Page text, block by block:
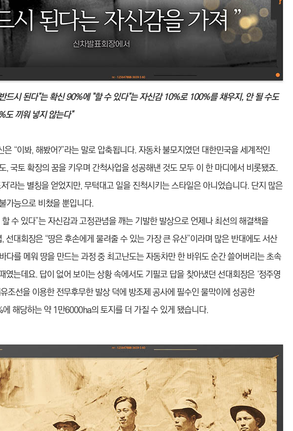
드시 된다"는 확신 90%에 "할 수 있다"는 자신감 10%로 100%를 채우지, 안 될 수도
도 끼워 넣지 않는다"
“이봐, 해봤어?”라는 말로 압축됩니다. 자동차 불모지였던 대한민국을 세계적인
, 국토 확장의 꿈을 키우며 간척사업을 성공해낸 것도 모두 이 한 마디에서 비롯됐죠.
’라는 별칭을 얻었지만, 무턱대고 일을 진척시키는 스타일은 아니었습니다. 단지 많은
가능으로 비쳤을 뿐입니다.
수 있다”는 자신감과 고정관념을 깨는 기발한 발상으로 언제나 최선의 해결책을
선대회장은 “땅은 후손에게 물려줄 수 있는 가장 큰 유산”이라며 많은 반대에도 서산
다를 메워 땅을 만드는 과정 중 최고난도는 자동차만 한 바위도 순간 쓸어버리는 초속
는데요. 답이 없어 보이는 상황 속에서도 기필코 답을 찾아냈던 선대회장은 ‘정주영
조선을 이용한 전무후무한 발상 덕에 방조제 공사에 필수인 물막이에 성공한
해당하는 약 1만6000ha의 토지를 더 가질 수 있게 됐습니다.